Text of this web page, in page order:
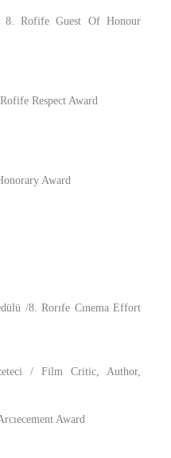
Rofife Guest Of Honour
Respect Award
Award
/8. Rorıfe Cınema Effort
/ Film Critic, Author,
Award